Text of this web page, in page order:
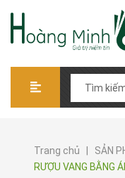
Trang chủ SẢN
RƯỢU VANG BẰNG